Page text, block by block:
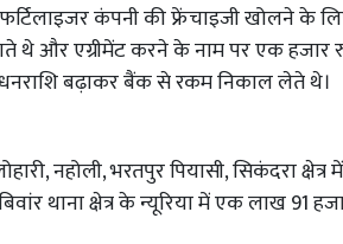
कंपनी की फ्रेंचाइजी खोलने के
थे और एग्रीमेंट करने के नाम पर एक
बढ़ाकर बैंक से रकम निकाल लेते थे।
नहोली, भरतपुर पियासी, सिकंदरा
थाना क्षेत्र के न्यूरिया में एक लाख 91